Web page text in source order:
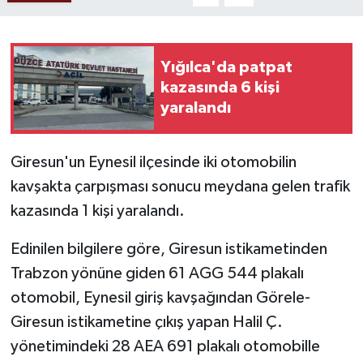
Yığılca'da patpat
kazasında 6 kişi
yaralandı
Giresun'un Eynesil ilçesinde iki otomobilin
kavşakta çarpışması sonucu meydana gelen trafik
kazasında 1 kişi yaralandı.
Edinilen bilgilere göre, Giresun istikametinden
Trabzon yönüne giden 61 AGG 544 plakalı
otomobil, Eynesil giriş kavşağından Görele-
Giresun istikametine çıkış yapan Halil Ç.
yönetimindeki 28 AEA 691 plakalı otomobille